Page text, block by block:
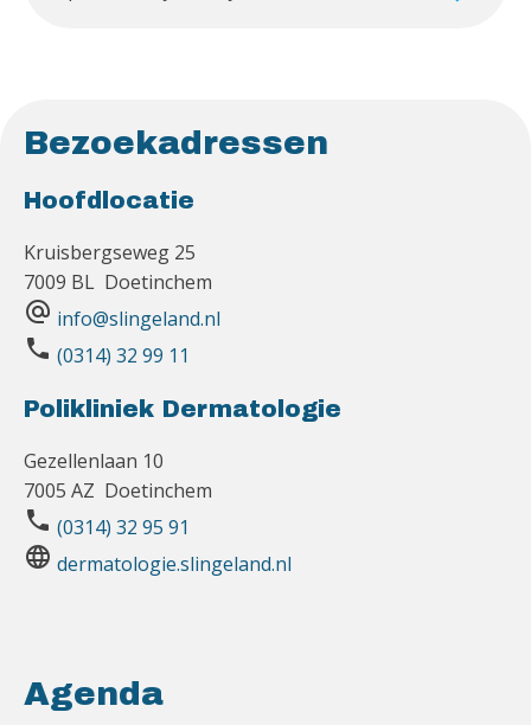
Bezoekadressen
Hoofdlocatie
Kruisbergseweg 25
7009 BL Doetinchem
alternate_email info@slingeland.nl
phone (0314) 32 99 11
Polikliniek Dermatologie
Gezellenlaan 10
7005 AZ Doetinchem
phone (0314) 32 95 91
language dermatologie.slingeland.nl
Agenda